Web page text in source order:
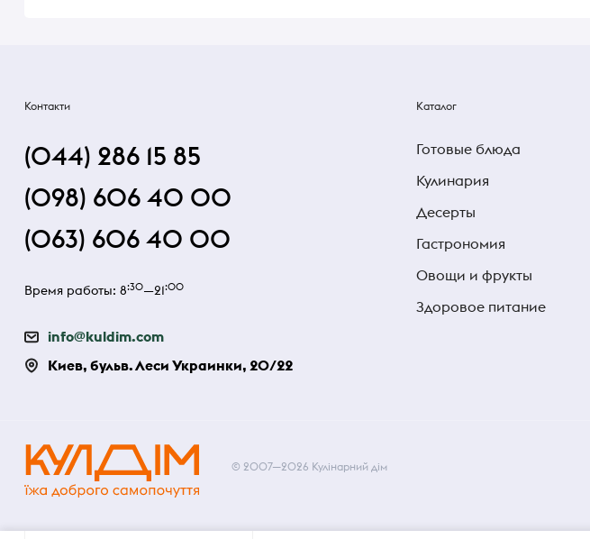
Контакти
(044) 286 15 85
(098) 606 40 00
(063) 606 40 00
Время работы: 8:30—21:00
info@kuldim.com
Киев, бульв. Леси Украинки, 20/22
Каталог
Готовые блюда
Кулинария
Десерты
Гастрономия
Овощи и фрукты
Здоровое питание
© 2007—2026 Кулінарний дім